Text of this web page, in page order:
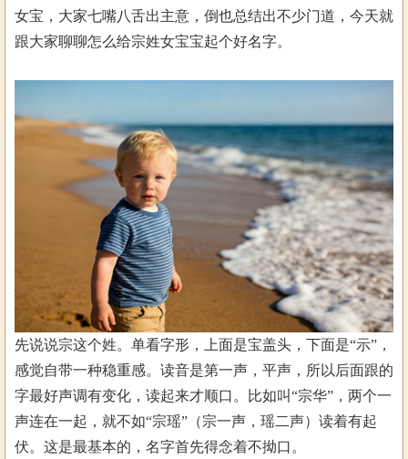
女宝，大家七嘴八舌出主意，倒也总结出不少门道，今天就
跟大家聊聊怎么给宗姓女宝宝起个好名字。
先说说宗这个姓。单看字形，上面是宝盖头，下面是“示”，
感觉自带一种稳重感。读音是第一声，平声，所以后面跟的
字最好声调有变化，读起来才顺口。比如叫“宗华”，两个一
声连在一起，就不如“宗瑶”（宗一声，瑶二声）读着有起
伏。这是最基本的，名字首先得念着不拗口。